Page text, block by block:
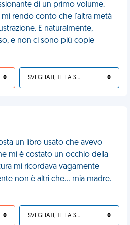
di un primo volume.
rendo conto che l'altra metà
E naturalmente,
e non ci sono più copie
0 SVEGLIATI, TE LA SEI CERCATA! 0
un libro usato che avevo
mi è costato un occhio della
mi ricordava vagamente
non è altri che... mia madre.
0 SVEGLIATI, TE LA SEI CERCATA! 0